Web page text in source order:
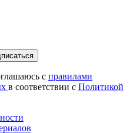
с правилами
в соответствии с Политикой